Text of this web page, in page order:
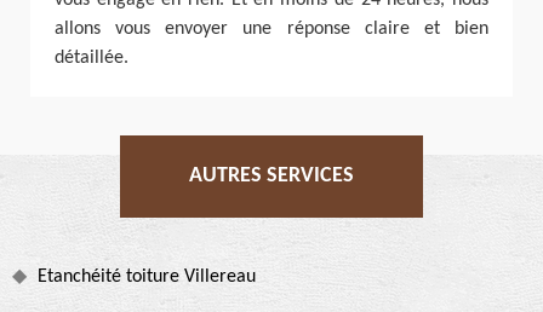
allons vous envoyer une réponse claire et bien
détaillée.
AUTRES SERVICES
Etanchéité toiture Villereau